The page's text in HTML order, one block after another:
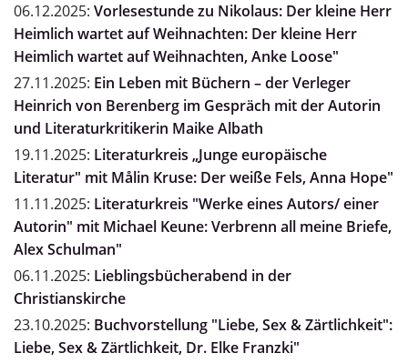
06.12.2025: Vorlesestunde zu Nikolaus: Der kleine Herr
Heimlich wartet auf Weihnachten: Der kleine Herr
Heimlich wartet auf Weihnachten, Anke Loose"
27.11.2025: Ein Leben mit Büchern – der Verleger
Heinrich von Berenberg im Gespräch mit der Autorin
und Literaturkritikerin Maike Albath
19.11.2025: Literaturkreis „Junge europäische
Literatur" mit Målin Kruse: Der weiße Fels, Anna Hope"
11.11.2025: Literaturkreis "Werke eines Autors/ einer
Autorin" mit Michael Keune: Verbrenn all meine Briefe,
Alex Schulman"
06.11.2025: Lieblingsbücherabend in der
Christianskirche
23.10.2025: Buchvorstellung "Liebe, Sex & Zärtlichkeit":
Liebe, Sex & Zärtlichkeit, Dr. Elke Franzki"